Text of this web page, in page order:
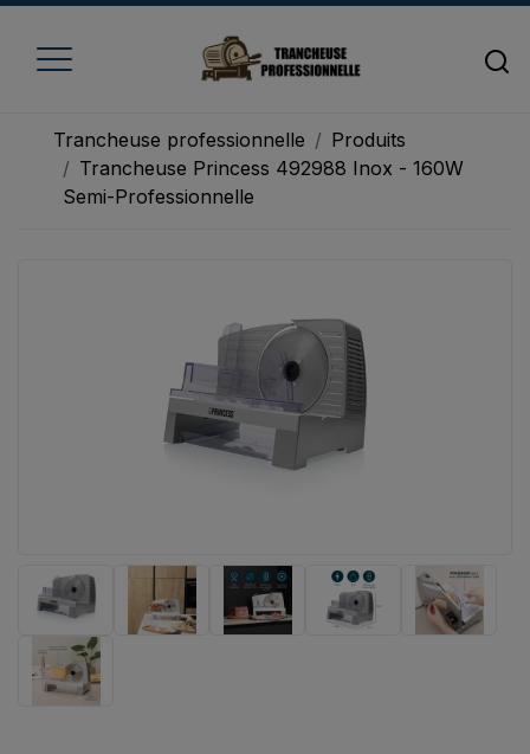
Accueil
Trancheuse à viande
Trancheuse à légume
Trancheuse professionnelle
Produits
Trancheuse Princess 492988 Inox - 160W
Semi-Professionnelle